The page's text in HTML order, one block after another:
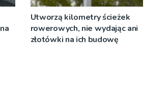
Utworzą kilometry ścieżek
rowerowych, nie wydając ani
złotówki na ich budowę